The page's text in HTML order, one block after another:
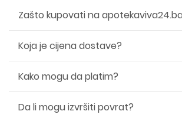
Zašto kupovati na
Koja je cijena dostave?
Kako mogu da platim?
Da li mogu izvršiti povrat?